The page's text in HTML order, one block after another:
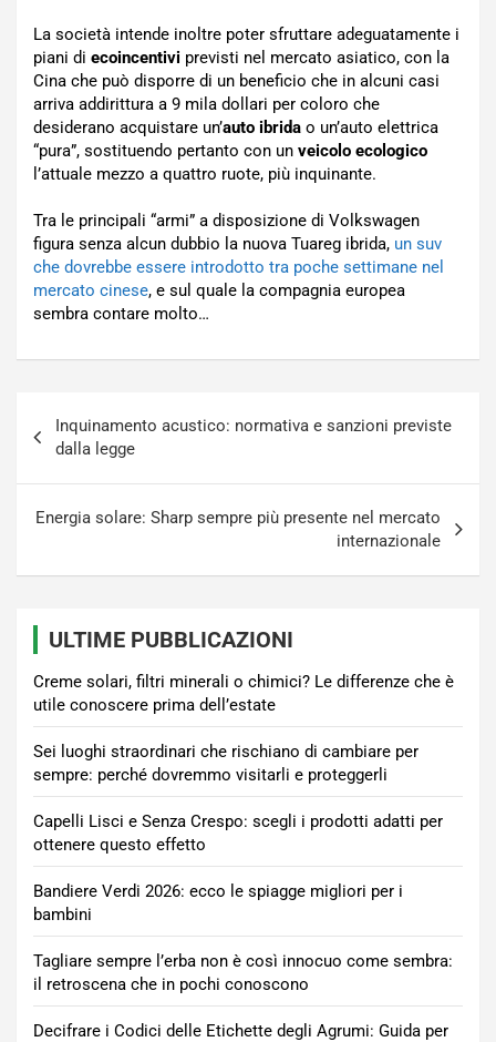
La società intende inoltre poter sfruttare adeguatamente i
piani di ecoincentivi previsti nel mercato asiatico, con la
Cina che può disporre di un beneficio che in alcuni casi
arriva addirittura a 9 mila dollari per coloro che
desiderano acquistare un’auto ibrida o un’auto elettrica
“pura”, sostituendo pertanto con un veicolo ecologico
l’attuale mezzo a quattro ruote, più inquinante.
Tra le principali “armi” a disposizione di Volkswagen
figura senza alcun dubbio la nuova Tuareg ibrida, un suv
che dovrebbe essere introdotto tra poche settimane nel
mercato cinese, e sul quale la compagnia europea
sembra contare molto…
articoli
Inquinamento acustico: normativa e sanzioni previste
dalla legge
Energia solare: Sharp sempre più presente nel mercato
internazionale
ULTIME PUBBLICAZIONI
Creme solari, filtri minerali o chimici? Le differenze che è
utile conoscere prima dell’estate
Sei luoghi straordinari che rischiano di cambiare per
sempre: perché dovremmo visitarli e proteggerli
Capelli Lisci e Senza Crespo: scegli i prodotti adatti per
ottenere questo effetto
Bandiere Verdi 2026: ecco le spiagge migliori per i
bambini
Tagliare sempre l’erba non è così innocuo come sembra:
il retroscena che in pochi conoscono
Decifrare i Codici delle Etichette degli Agrumi: Guida per